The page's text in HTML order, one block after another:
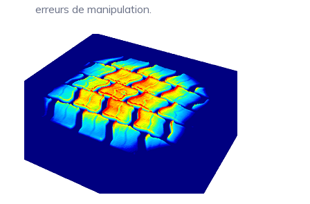
erreurs de manipulation.